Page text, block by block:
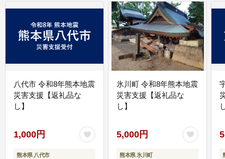
八代市 令和8年熊本地震
災害支援【返礼品な
し】
1,000円
熊本県 八代市
氷川町 令和8年熊本地震
災害支援【返礼品な
し】
5,000円
熊本県 氷川町